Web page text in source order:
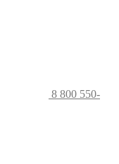
8 800 550-